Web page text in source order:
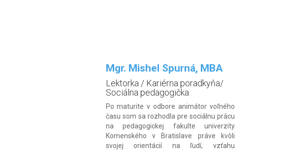
Mgr. Mishel Spurná, MBA
Lektorka / Kariérna poradkyňa/
Sociálna pedagogička
Po maturite v odbore animátor voľného
času som sa rozhodla pre sociálnu prácu
na pedagogickej fakulte univerzity
Komenského v Bratislave práve kvôli
svojej orientácií na ľudí, vzťahu